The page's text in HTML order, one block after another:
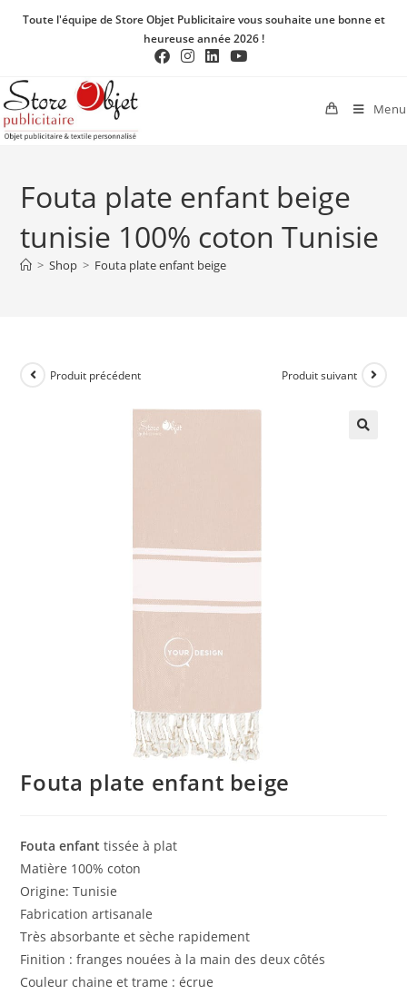
Toute l'équipe de Store Objet Publicitaire vous souhaite une bonne et
heureuse année 2026 !
Menu
Fouta plate enfant beige
tunisie 100% coton Tunisie
> Shop > Fouta plate enfant beige
Produit précédent Produit suivant
Fouta plate enfant beige
Fouta enfant tissée à plat
Matière 100% coton
Origine: Tunisie
Fabrication artisanale
Très absorbante et sèche rapidement
Finition : franges nouées à la main des deux côtés
Couleur chaine et trame : écrue